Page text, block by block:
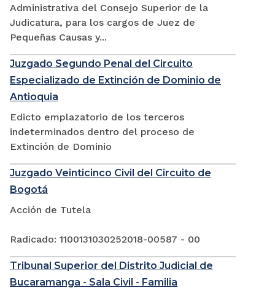
Administrativa del Consejo Superior de la
Judicatura, para los cargos de Juez de
Pequeñas Causas y...
Juzgado Segundo Penal del Circuito
Especializado de Extinción de Dominio de
Antioquia
Edicto emplazatorio de los terceros
indeterminados dentro del proceso de
Extinción de Dominio
Juzgado Veinticinco Civil del Circuito de
Bogotá
Acción de Tutela
Radicado: 1100131030252018-00587 - 00
Tribunal Superior del Distrito Judicial de
Bucaramanga - Sala Civil - Familia